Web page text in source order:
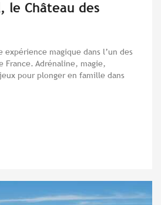
le Château des
expérience magique dans l’un des
France. Adrénaline, magie,
pour plonger en famille dans